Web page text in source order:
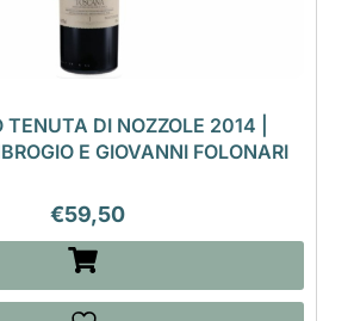
TENUTA DI NOZZOLE 2014 |
E GIOVANNI FOLONARI
€59,50